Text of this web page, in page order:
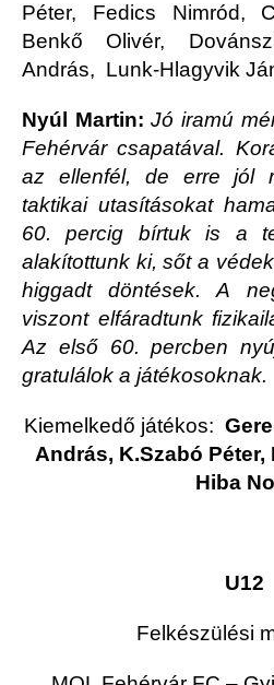
Péter, Fedics Nimród,
Benkő Olivér,
András, Lunk-Hlagyvik
Nyúl Martin:Jó iramú
Fehérvár csapatával.
az ellenfél, de erre jól
taktikai utasításokat
60. percig bírtuk is a
alakítottunk ki, sőt a
higgadt döntések. A
viszont elfáradtunk
Az első 60. percben
gratulálok a játékosoknak.
Kiemelkedő játékos:
András, K.Szabó
Hiba
U12
Felkészülési